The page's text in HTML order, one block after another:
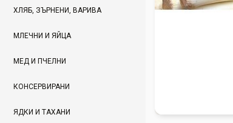
ХЛЯБ, ЗЪРНЕНИ, ВАРИВА
МЛЕЧНИ И ЯЙЦА
МЕД И ПЧЕЛНИ
КОНСЕРВИРАНИ
ЯДКИ И ТАХАНИ